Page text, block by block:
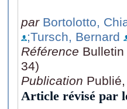
par Bortolotto,
;Tursch, Bernard
Référence
34)
Publication
Article révisé par